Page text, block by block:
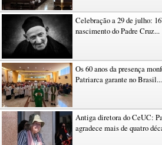
Celebração a 29 de julho:
nascimento do Padre Cruz...
Os 60 anos da presença
Patriarca garante no Brasil...
Antiga diretora do CeUC:
agradece mais de quatro